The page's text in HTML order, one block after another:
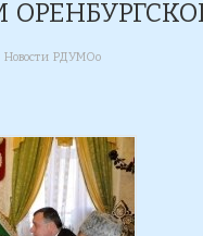
Новости РДУМОо